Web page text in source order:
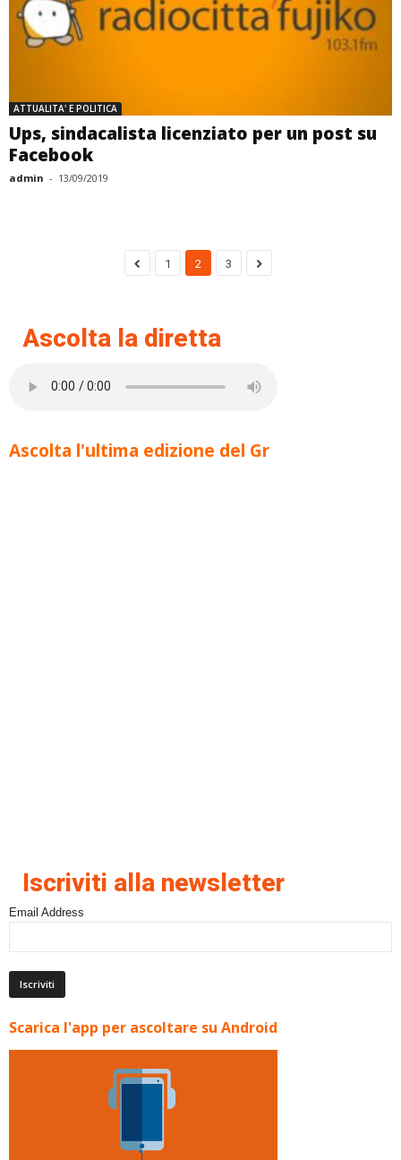
ATTUALITA' E POLITICA
Ups, sindacalista licenziato per un post su
Facebook
admin - 13/09/2019
1 2 3
Ascolta la diretta
Ascolta l'ultima edizione del Gr
Iscriviti alla newsletter
Email Address
Scarica l'app per ascoltare su Android